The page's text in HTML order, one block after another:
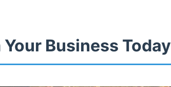
Business Today